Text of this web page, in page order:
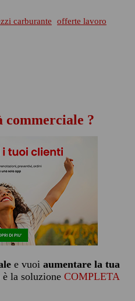
carburante
offerte lavoro
?
e vuoi aumentare la tua
la soluzione COMPLETA